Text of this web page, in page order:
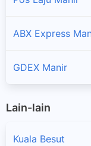
ABX Express
GDEX Manir
Lain-lain
Kuala Besut